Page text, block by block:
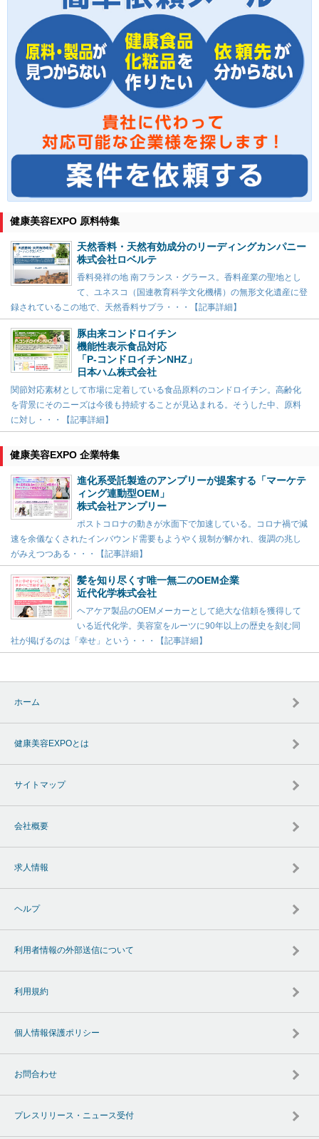
健康美容EXPO 原料特集
天然香料・天然有効成分のリーディングカンパニー
株式会社ロベルテ
香料発祥の地 南フランス・グラース。香料産業の聖地とし
て、ユネスコ（国連教育科学文化機構）の無形文化遺産に登
録されているこの地で、天然香料サプラ・・・【記事詳細】
豚由来コンドロイチン
機能性表示食品対応
「P-コンドロイチンNHZ」
日本ハム株式会社
関節対応素材として市場に定着している食品原料のコンドロイチン。高齢化
を背景にそのニーズは今後も持続することが見込まれる。そうした中、原料
に対し・・・【記事詳細】
健康美容EXPO 企業特集
進化系受託製造のアンプリーが提案する「マーケテ
ィング連動型OEM」
株式会社アンプリー
ポストコロナの動きが水面下で加速している。コロナ禍で減
速を余儀なくされたインバウンド需要もようやく規制が解かれ、復調の兆し
がみえつつある・・・【記事詳細】
髪を知り尽くす唯一無二のOEM企業
近代化学株式会社
ヘアケア製品のOEMメーカーとして絶大な信頼を獲得して
いる近代化学。美容室をルーツに90年以上の歴史を刻む同
社が掲げるのは「幸せ」という・・・【記事詳細】
ホーム
健康美容EXPOとは
サイトマップ
会社概要
求人情報
ヘルプ
利用者情報の外部送信について
利用規約
個人情報保護ポリシー
お問合わせ
プレスリリース・ニュース受付